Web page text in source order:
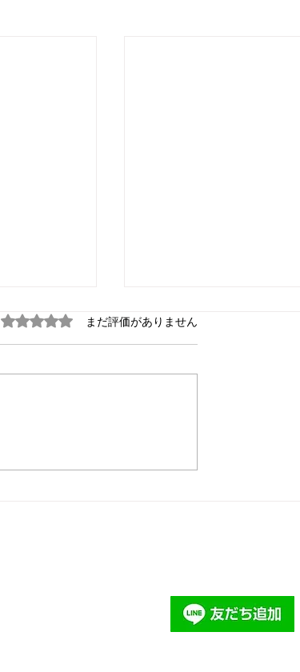
5つ星のうち0と評価されています。
まだ評価がありません